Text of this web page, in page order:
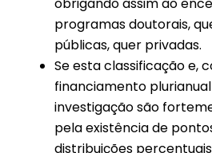
programas doutorais,
públicas, quer privadas.
Se esta classificação e,
financiamento
investigação são
pela existência de
distribuições